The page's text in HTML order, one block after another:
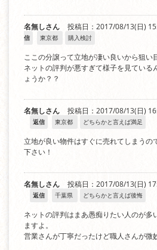
名無しさん 投稿日：2017/08/13(日)
信
東京都 購入検討
ここの分譲って立地が凄い良いから狙い
ネットの評判が悪すぎて様子を見ている
ょうか？？
名無しさん 投稿日：2017/08/13(日)
返信 東京都 どちらかと言えば満足
立地が良い物件はすぐに売れてしまうの
下さい！
名無しさん 投稿日：2017/08/13(日)
返信 千葉県 どちらかと言えば後悔
ネットの評判はまあ愚痴りたい人のが多
ますよ。
営業さんが丁寧だったけど職人さんが微